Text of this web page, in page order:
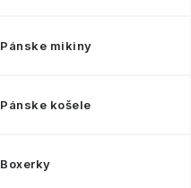
Pánske mikiny
Pánske košele
Boxerky